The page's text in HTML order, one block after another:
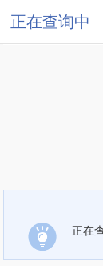
正在查询中
正在